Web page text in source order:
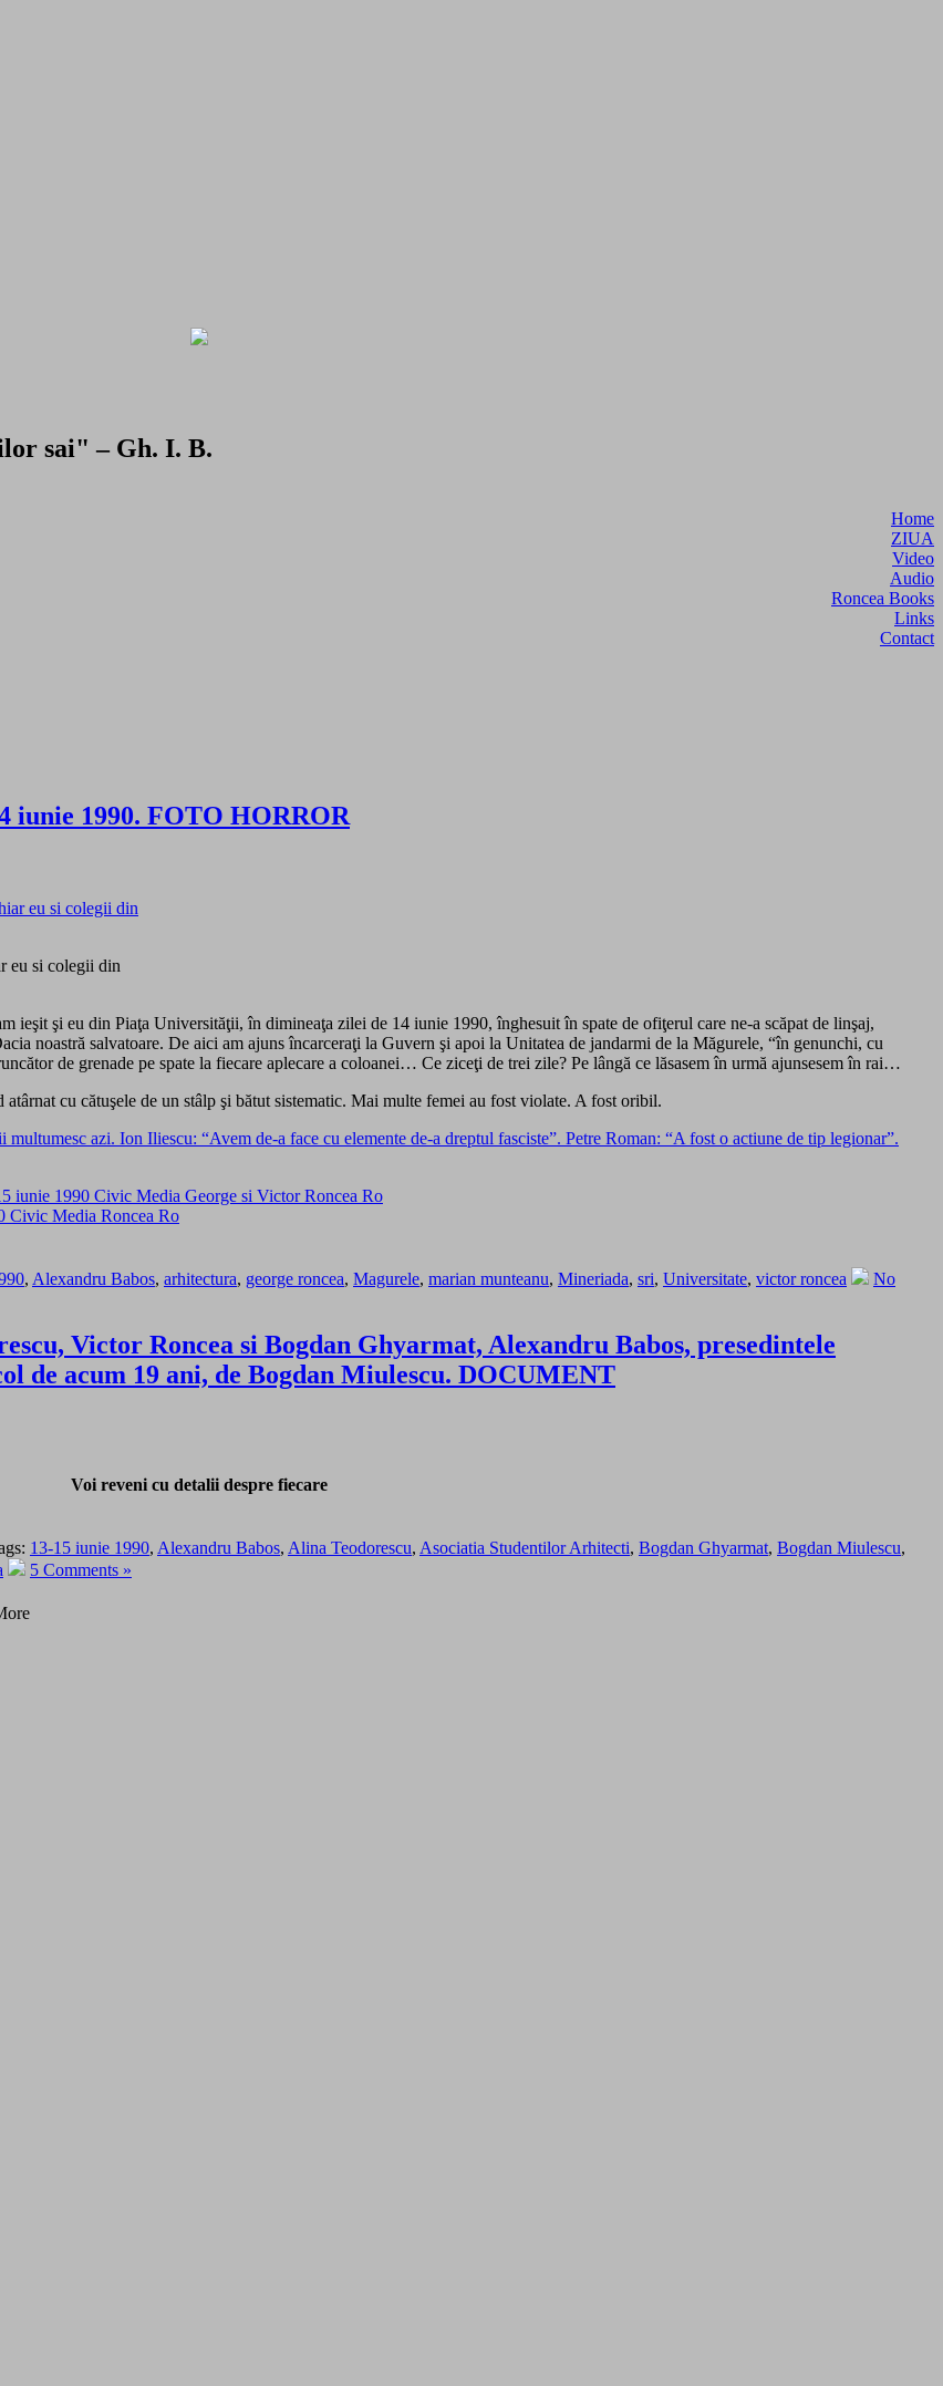
sai" – Gh. I. B.
Home
ZIUA
Video
Audio
Roncea Books
Links
Contact
iunie 1990. FOTO HORROR
eu si colegii din
ieşit şi eu din Piaţa Universităţii, în dimineaţa zilei de 14 iunie 1990, înghesuit în spate de ofiţerul care ne-a scăpat de linşaj,
noastră salvatoare. De aici am ajuns încarceraţi la Guvern şi apoi la Unitatea de jandarmi de la Măgurele, “în genunchi, cu
de grenade pe spate la fiecare aplecare a coloanei… Ce ziceţi de trei zile? Pe lângă ce lăsasem în urmă ajunsesem în rai…
cu cătuşele de un stâlp şi bătut sistematic. Mai multe femei au fost violate. A fost oribil.
azi. Ion Iliescu: “Avem de-a face cu elemente de-a dreptul fasciste”. Petre Roman: “A fost o actiune de tip legionar”.
, Alexandru Babos, arhitectura, george roncea, Magurele, marian munteanu, Mineriada, sri, Universitate, victor roncea
No
Victor Roncea si Bogdan Ghyarmat, Alexandru Babos, presedintele
de acum 19 ani, de Bogdan Miulescu. DOCUMENT
Voi reveni cu detalii despre fiecare
13-15 iunie 1990, Alexandru Babos, Alina Teodorescu, Asociatia Studentilor Arhitecti, Bogdan Ghyarmat, Bogdan Miulescu,
5 Comments »